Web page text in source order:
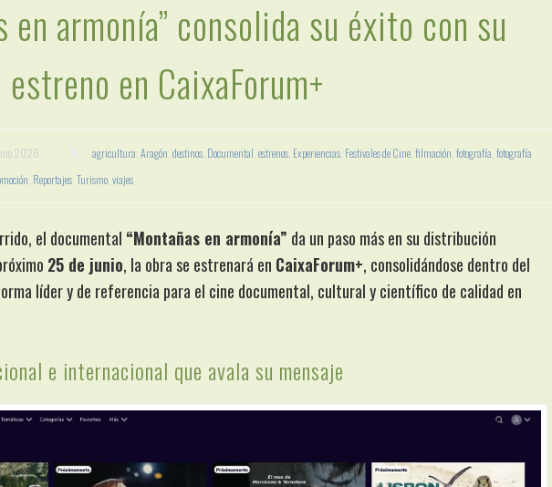
en armonía” consolida su éxito con su
en CaixaForum+
2026 agricultura Aragón destinos, Documental estrenos, Experiencias, Festivales de Cine, filmación fotografía fotografía
Reportajes, Turismo, viajes
el documental “Montañas en armonía” da un paso más en su distribución
25 de junio, la obra se estrenará en CaixaForum+, consolidándose dentro del
líder y de referencia para el cine documental, cultural y científico de calidad en
e internacional que avala su mensaje